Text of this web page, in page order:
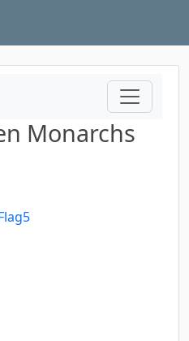
Monarchs